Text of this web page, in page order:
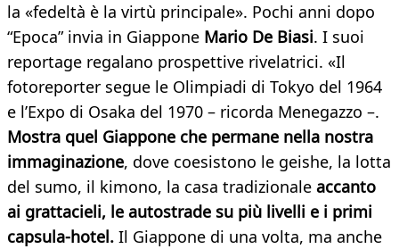
la «fedeltà è la virtù principale». Pochi anni dopo
“Epoca” invia in Giappone Mario De Biasi. I suoi
reportage regalano prospettive rivelatrici. «Il
fotoreporter segue le Olimpiadi di Tokyo del 1964
e l’Expo di Osaka del 1970 – ricorda Menegazzo –.
Mostra quel Giappone che permane nella nostra
immaginazione, dove coesistono le geishe, la lotta
del sumo, il kimono, la casa tradizionale accanto
ai grattacieli, le autostrade su più livelli e i primi
capsula-hotel. Il Giappone di una volta, ma anche